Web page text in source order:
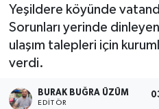
Yeşildere köyünde
Sorunları yerinde
ulaşım talepleri için
verdi.
BURAK BUĞRA ÜZÜM
EDITÖR
Haber Arşivi